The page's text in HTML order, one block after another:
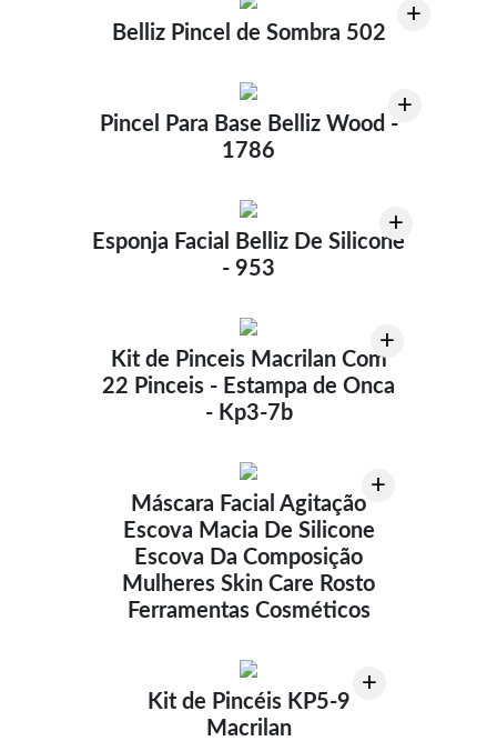
+
Belliz Pincel de Sombra 502
+
Pincel Para Base Belliz Wood -
1786
+
Esponja Facial Belliz De Silicone
- 953
+
Kit de Pinceis Macrilan Com
22 Pinceis - Estampa de Onca
- Kp3-7b
+
Máscara Facial Agitação
Escova Macia De Silicone
Escova Da Composição
Mulheres Skin Care Rosto
Ferramentas Cosméticos
+
Kit de Pincéis KP5-9
Macrilan